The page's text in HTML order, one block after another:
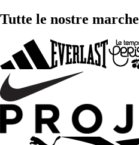
Tutte le nostre marche